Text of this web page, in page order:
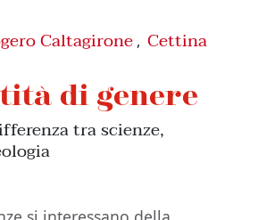
Caltagirone , Cettina
di genere
tra scienze,